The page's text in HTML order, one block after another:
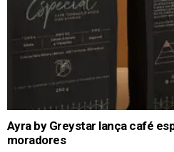
Ayra by Greystar lança café
moradores